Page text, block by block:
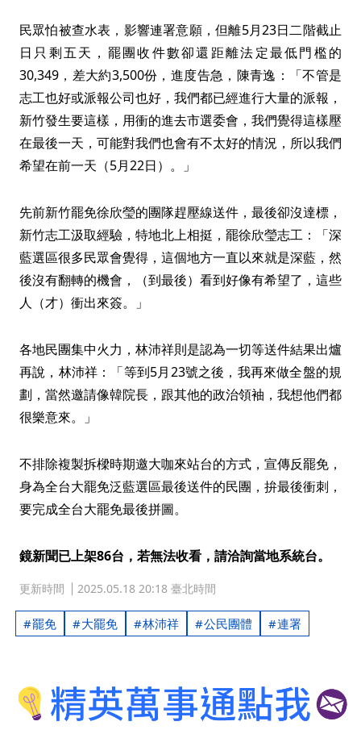
民眾怕被查水表，影響連署意願，但離5月23日二階截止
日只剩五天，罷團收件數卻還距離法定最低門檻的
30,349，差大約3,500份，進度告急，陳青逸：「不管是
志工也好或派報公司也好，我們都已經進行大量的派報，
新竹發生要這樣，用衝的進去市選委會，我們覺得這樣壓
在最後一天，可能對我們也會有不太好的情況，所以我們
希望在前一天（5月22日）。」
先前新竹罷免徐欣瑩的團隊趕壓線送件，最後卻沒達標，
新竹志工汲取經驗，特地北上相挺，罷徐欣瑩志工：「深
藍選區很多民眾會覺得，這個地方一直以來就是深藍，然
後沒有翻轉的機會，（到最後）看到好像有希望了，這些
人（才）衝出來簽。」
各地民團集中火力，林沛祥則是認為一切等送件結果出爐
再說，林沛祥：「等到5月23號之後，我再來做全盤的規
劃，當然邀請像韓院長，跟其他的政治領袖，我想他們都
很樂意來。」
不排除複製拆樑時期邀大咖來站台的方式，宣傳反罷免，
身為全台大罷免泛藍選區最後送件的民團，拚最後衝刺，
要完成全台大罷免最後拼圖。
鏡新聞已上架86台，若無法收看，請洽詢當地系統台。
更新時間 2025.05.18 20:18 臺北時間
罷免 大罷免 林沛祥 公民團體 連署